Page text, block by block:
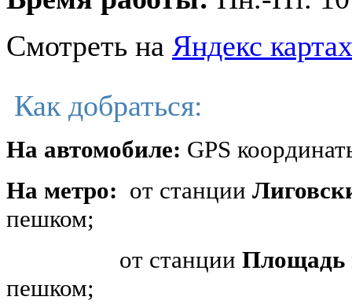
Смотреть на Яндекс картах
Как добраться:
На автомобиле: GPS
На метро: от станции
пешком;
от станции Площадь
пешком;